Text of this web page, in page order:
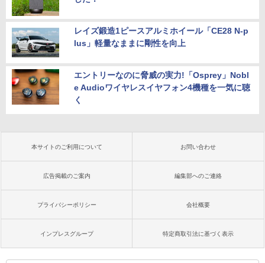
レイズ鍛造1ピースアルミホイール「CE28 N-p
lus」軽量なままに剛性を向上
エントリーなのに脅威の実力!「Osprey」Nobl
e Audioワイヤレスイヤフォン4機種を一気に聴
く
本サイトのご利用について お問い合わせ
広告掲載のご案内 編集部へのご連絡
プライバシーポリシー 会社概要
インプレスグループ 特定商取引法に基づく表示